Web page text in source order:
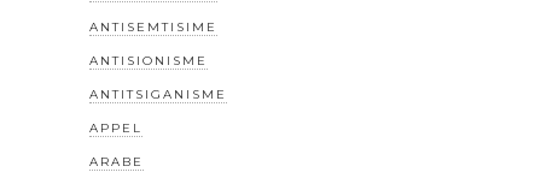
ANTISEMTISIME
ANTISIONISME
ANTITSIGANISME
APPEL
ARABE